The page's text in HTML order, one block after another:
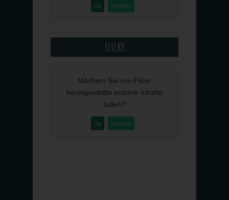
Ja Immer
Flickr
Möchten Sie von Flickr
bereitgestellte externe Inhalte
laden?
Ja Immer